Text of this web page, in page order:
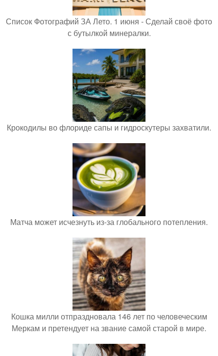
Список Фотографий ЗА Лето. 1 июня - Сделай своё фото
с бутылкой минералки.
Крокодилы во флориде сапы и гидроскутеры захватили.
Матча может исчезнуть из-за глобального потепления.
Кошка милли отпраздновала 146 лет по человеческим
Меркам и претендует на звание самой старой в мире.